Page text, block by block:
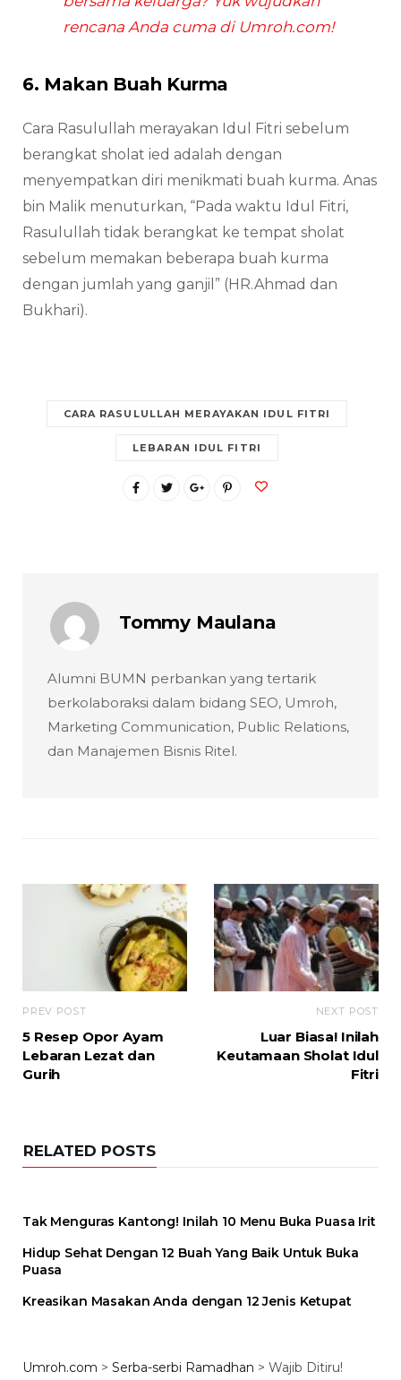
rencana Anda cuma di Umroh.com!
6. Makan Buah Kurma
Cara Rasulullah merayakan Idul Fitri sebelum
berangkat sholat ied adalah dengan
menyempatkan diri menikmati buah kurma. Anas
bin Malik menuturkan, “Pada waktu Idul Fitri,
Rasulullah tidak berangkat ke tempat sholat
sebelum memakan beberapa buah kurma
dengan jumlah yang ganjil” (HR.Ahmad dan
Bukhari).
CARA RASULULLAH MERAYAKAN IDUL FITRI
LEBARAN IDUL FITRI
Tommy Maulana
Alumni BUMN perbankan yang tertarik
berkolaboraksi dalam bidang SEO, Umroh,
Marketing Communication, Public Relations,
dan Manajemen Bisnis Ritel.
PREV POST
5 Resep Opor Ayam
Lebaran Lezat dan
Gurih
NEXT POST
Luar Biasa! Inilah
Keutamaan Sholat Idul
Fitri
RELATED POSTS
Tak Menguras Kantong! Inilah 10 Menu Buka Puasa Irit
Hidup Sehat Dengan 12 Buah Yang Baik Untuk Buka
Puasa
Kreasikan Masakan Anda dengan 12 Jenis Ketupat
Umroh.com > Serba-serbi Ramadhan > Wajib Ditiru!